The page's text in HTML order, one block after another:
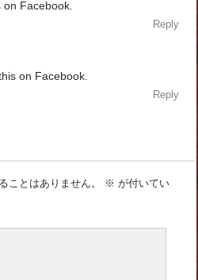
on Facebook.
Reply
on Facebook.
Reply
ことはありません。 ※ が付いてい